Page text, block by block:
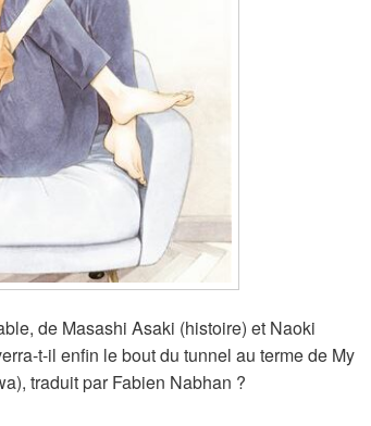
de Masashi Asaki (histoire) et Naoki
t-il enfin le bout du tunnel au terme de My
traduit par Fabien Nabhan ?